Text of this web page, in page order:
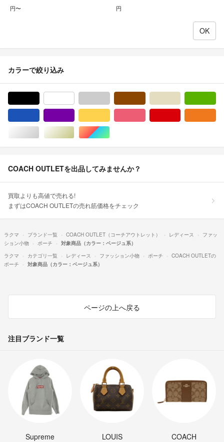
円〜 円
カラーで絞り込み
シルバー/銀色系ゴールド/金色系マルチカラー
COACH OUTLETを出品してみませんか？
買取よりも高値で売れる!
まずはCOACH OUTLETの売れ筋価格をチェック
ラクマ ブランド一覧 COACH OUTLET（コーチアウトレット） レディース
ファッ
ション小物
ポーチ
対象商品（カラー：ベージュ系）
ラクマ
カテゴリ一覧 レディース ファッション小物 ポーチ
COACH OUTLETの
ポーチ
対象商品（カラー：ベージュ系）
ページの上へ戻る
注目ブランド一覧
Supreme
LOUIS
COACH